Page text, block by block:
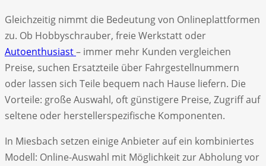
Gleichzeitig nimmt die Bedeutung von Onlineplattformen
zu. Ob Hobbyschrauber, freie Werkstatt oder
Autoenthusiast– immer mehr Kunden vergleichen
Preise, suchen Ersatzteile über Fahrgestellnummern
oder lassen sich Teile bequem nach Hause liefern. Die
Vorteile: große Auswahl, oft günstigere Preise, Zugriff auf
seltene oder herstellerspezifische Komponenten.
In Miesbach setzen einige Anbieter auf ein kombiniertes
Modell: Online-Auswahl mit Möglichkeit zur Abholung vor